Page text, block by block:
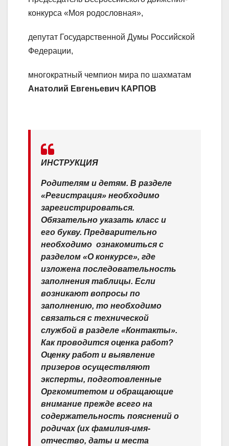
конкурса «Моя родословная»,
депутат Государственной Думы Российской
Федерации,
многократный чемпион мира по шахматам
Анатолий Евгеньевич КАРПОВ
ИНСТРУКЦИЯ
Родителям и детям. В разделе
«Регистрация» необходимо
зарегистрироваться.
Обязательно указать класс и
его букву. Предварительно
необходимо ​ ознакомиться с
разделом «О конкурсе», где
изложена последовательность
заполнения таблицы. Если
возникают вопросы по
заполнению, то необходимо
связаться с технической
службой в разделе «Контакты».
Как проводится оценка работ?
Оценку работ и выявление
призеров осуществляют
эксперты, подготовленные
Оргкомитетом и обращающие
внимание прежде всего на
содержательность пояснений о
родичах (их фамилия-имя-
отчество, даты и места